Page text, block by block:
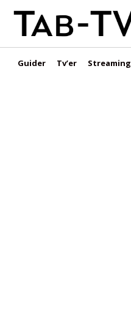
Guider Tv’er Streaming